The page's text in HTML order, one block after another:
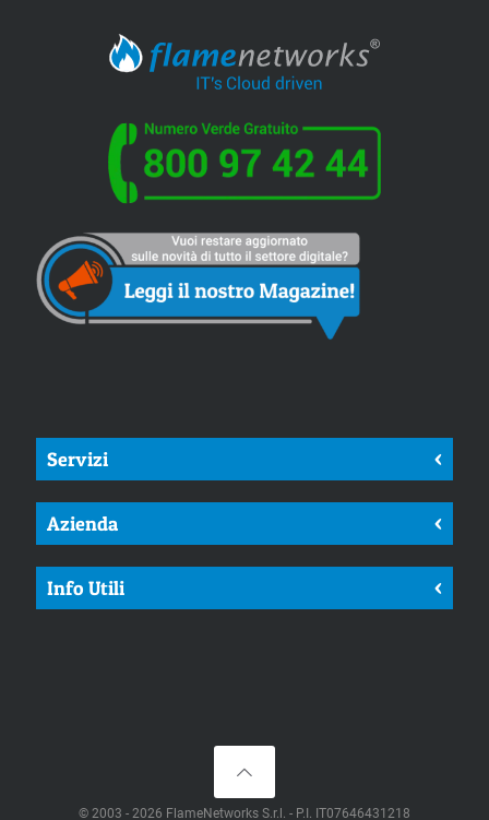
Servizi <
Azienda <
Info Utili <
© 2003 - 2026 FlameNetworks S.r.l. - P.I. IT07646431218